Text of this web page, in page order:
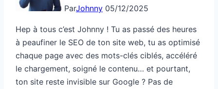
ParJohnny 05/12/2025
Hep à tous c’est Johnny ! Tu as passé des heures
à peaufiner le SEO de ton site web, tu as optimisé
chaque page avec des mots-clés ciblés, accéléré
le chargement, soigné le contenu… et pourtant,
ton site reste invisible sur Google ? Pas de